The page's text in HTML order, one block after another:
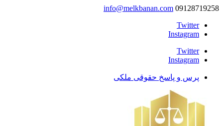
09128719258
info@melkbanan.com
Twitter
Instagram
Twitter
Instagram
پرس و پاسخ حقوقی ملکی